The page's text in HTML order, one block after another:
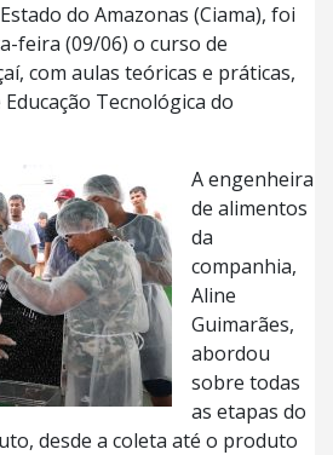
do Amazonas (Ciama), foi
feira (09/06) o curso de
com aulas teóricas e práticas,
Tecnológica do
A engenheira
de alimentos
da
companhia,
Aline
Guimarães,
abordou
sobre todas
as etapas do
desde a coleta até o produto